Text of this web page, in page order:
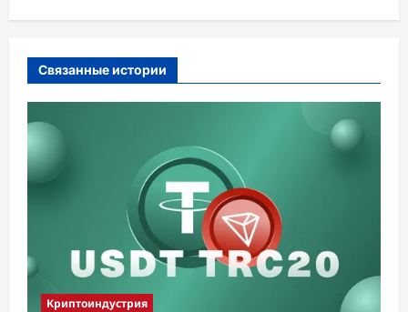
а
я
з
а
п
и
Связанные истории
Криптоиндустрия